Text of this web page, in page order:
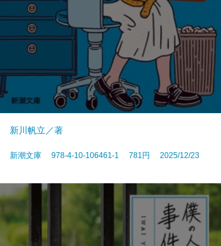
新川帆立／著
新潮文庫 978-4-10-106461-1 781円 2025/12/23